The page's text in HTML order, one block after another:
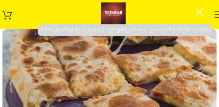
الطلب عليك والتوصيل علينا برومو كود (طيران) والتوصيل مجانا